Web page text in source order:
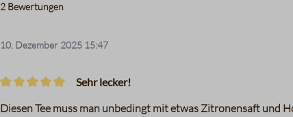
2 Bewertungen
10. Dezember 2025 15:47
Sehr lecker!
Diesen Tee muss man unbedingt mit etwas Zitronensaft und